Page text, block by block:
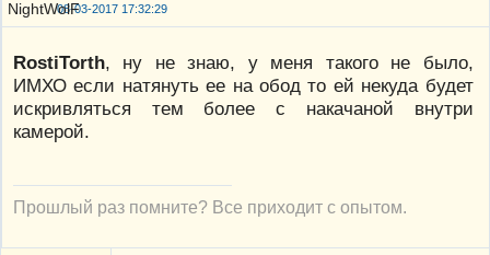
08-03-2017 17:32:29
RostiTorth, ну не знаю, у меня такого не было,
ИМХО если натянуть ее на обод то ей некуда будет
искривляться тем более с накачаной внутри
камерой.
Прошлый раз помните? Все приходит с опытом.